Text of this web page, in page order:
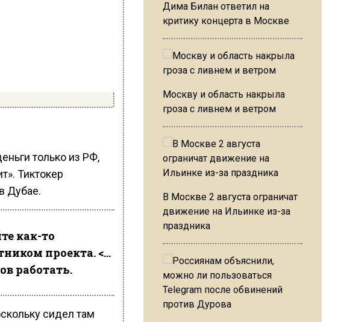
только из РФ,
Тиктокер
Дубае.
как-то
проекта. <…
работать.
сидел там
Дима Билан ответил на
критику концерта в Москве
Москву и область накрыла
гроза с ливнем и ветром
В Москве 2 августа ограничат
движение на Ильинке из-за
праздника